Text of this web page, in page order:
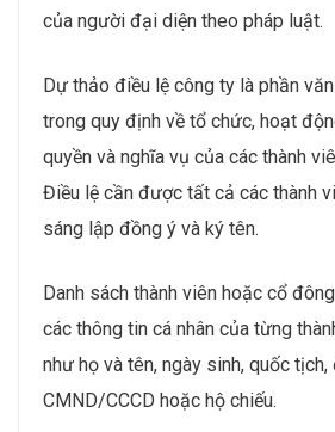
của người đại diện theo pháp luật.
Dự thảo điều lệ công ty là phần
trong quy định về tổ chức, hoạt
quyền và nghĩa vụ của các thành
Điều lệ cần được tất cả các thành
sáng lập đồng ý và ký tên.
Danh sách thành viên hoặc cổ
các thông tin cá nhân của từng
như họ và tên, ngày sinh, quốc
CMND/CCCD hoặc hộ chiếu.